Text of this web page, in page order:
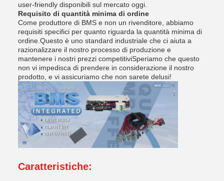
user-friendly disponibili sul mercato oggi.
Requisito di quantità minima di ordine
Come produttore di BMS e non un rivenditore, abbiamo
requisiti specifici per quanto riguarda la quantità minima di
ordine.Questo è uno standard industriale che ci aiuta a
razionalizzare il nostro processo di produzione e
mantenere i nostri prezzi competitiviSperiamo che questo
non vi impedisca di prendere in considerazione il nostro
prodotto, e vi assicuriamo che non sarete delusi!
Caratteristiche: